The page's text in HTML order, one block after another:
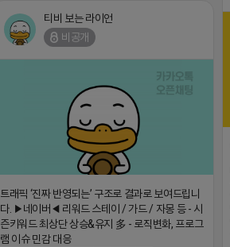
티비 보는 라이언
비공개
트래픽 ‘진짜 반영되는’ 구조로 결과로 보여드립니
다. ▶네이버◀ 리워드 스테이 / 가드 / 자몽 등 - 시
즌키워드 최상단 상승&유지 多 - 로직변화, 프로그
램 이슈 민감 대응